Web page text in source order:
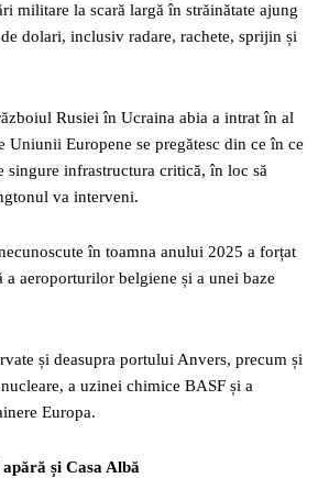
militare la scară largă în străinătate ajung
dolari, inclusiv radare, rachete, sprijin și
Rusiei în Ucraina abia a intrat în al
Uniunii Europene se pregătesc din ce în ce
singure infrastructura critică, în loc să
va interveni.
în toamna anului 2025 a forțat
a aeroporturilor belgiene și a unei baze
și deasupra portului Anvers, precum și
a uzinei chimice BASF și a
Europa.
și Casa Albă